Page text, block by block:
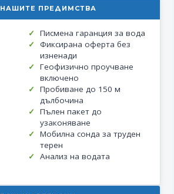
НАШИТЕ ПРЕДИМСТВА
Писмена гаранция за вода
Фиксирана оферта без
изненади
Геофизично проучване
включено
Пробиване до 150 м
дълбочина
Пълен пакет до
узаконяване
Мобилна сонда за труден
терен
Анализ на водата